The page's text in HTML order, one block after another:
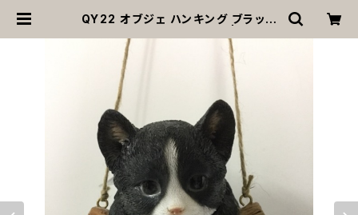
QY22 オブジェ ハンキング ブラック